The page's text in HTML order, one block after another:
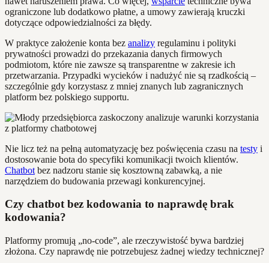
ograniczone lub dodatkowo płatne, a umowy zawierają kruczki
dotyczące odpowiedzialności za błędy.
W praktyce założenie konta bez analizy regulaminu i polityki
prywatności prowadzi do przekazania danych firmowych
podmiotom, które nie zawsze są transparentne w zakresie ich
przetwarzania. Przypadki wycieków i nadużyć nie są rzadkością –
szczególnie gdy korzystasz z mniej znanych lub zagranicznych
platform bez polskiego supportu.
Nie licz też na pełną automatyzację bez poświęcenia czasu na testy i
dostosowanie bota do specyfiki komunikacji twoich klientów.
Chatbot bez nadzoru stanie się kosztowną zabawką, a nie
narzędziem do budowania przewagi konkurencyjnej.
Czy chatbot bez kodowania to naprawdę brak
kodowania?
Platformy promują „no-code”, ale rzeczywistość bywa bardziej
złożona. Czy naprawdę nie potrzebujesz żadnej wiedzy technicznej?